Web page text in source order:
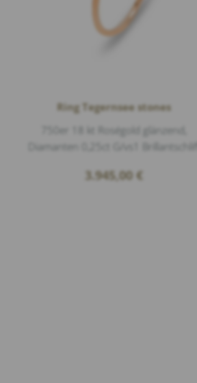
Ring Tegernsee stones
750er 18 kt Roségold glänzend,
Diamanten 0,25ct G/vs1 Brillantschliff
3.945,00€